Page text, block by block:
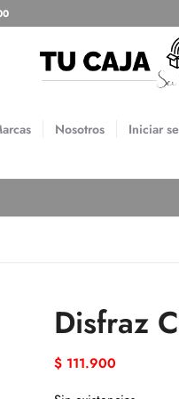
Nosotros Iniciar
Disfraz
$111.900